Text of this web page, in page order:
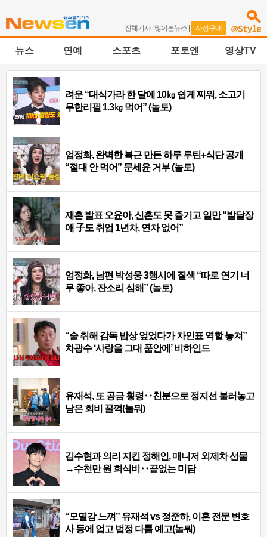
전체기사| 많이본뉴스 | 사진구매
뉴스 연예 스포츠 포토엔 영상TV
려운 “대식가라 한 달에 10㎏ 쉽게 찌워, 소고기
무한리필 1.3㎏ 먹어” (놀토)
엄정화, 완벽한 복근 만든 하루 루틴+식단 공개
“절대 안 먹어” 문세윤 거부 (놀토)
재혼 발표 오윤아, 신혼도 못 즐기고 일만 “발달장
애 子도 취업 1년차, 연차 없어”
엄정화, 남편 박성웅 3행시에 질색 “따로 연기 너
무 좋아, 잔소리 심해” (놀토)
“술 취해 감독 밥상 엎었다가 차인표 역할 놓쳐”
차광수 ‘사랑을 그대 품안에’ 비하인드
유재석, 또 공금 횡령‥친분으로 정지선 불러놓고
남은 회비 꿀꺽(놀뭐)
김수현과 의리 지킨 정해인, 매니저 외제차 선물
→수천만 원 회식비‥끝없는 미담
“모멸감 느껴” 유재석 vs 정준하, 이혼 전문 변호
사 등에 업고 법정 다툼 예고(놀뭐)